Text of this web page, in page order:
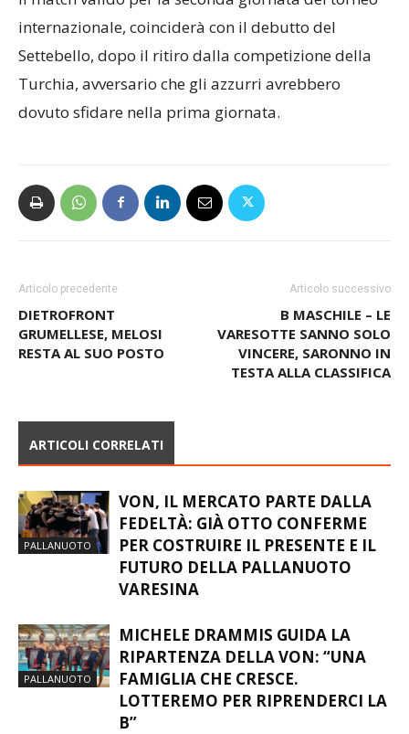
internazionale, coinciderà con il debutto del
Settebello, dopo il ritiro dalla competizione della
Turchia, avversario che gli azzurri avrebbero
dovuto sfidare nella prima giornata.
Articolo precedente
DIETROFRONT
GRUMELLESE, MELOSI
RESTA AL SUO POSTO
Articolo successivo
B MASCHILE – LE
VARESOTTE SANNO SOLO
VINCERE, SARONNO IN
TESTA ALLA CLASSIFICA
ARTICOLI CORRELATI
PALLANUOTO
VON, IL MERCATO PARTE DALLA
FEDELTÀ: GIÀ OTTO CONFERME
PER COSTRUIRE IL PRESENTE E IL
FUTURO DELLA PALLANUOTO
VARESINA
PALLANUOTO
MICHELE DRAMMIS GUIDA LA
RIPARTENZA DELLA VON: “UNA
FAMIGLIA CHE CRESCE.
LOTTEREMO PER RIPRENDERCI LA
B”